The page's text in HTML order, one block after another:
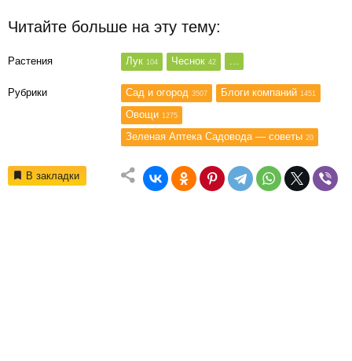
Читайте больше на эту тему:
Растения Лук 104 Чеснок 42
Рубрики Сад и огород 3507 Блоги компаний 1451
Овощи 1275
Зеленая Аптека Садовода — советы 20
В закладки